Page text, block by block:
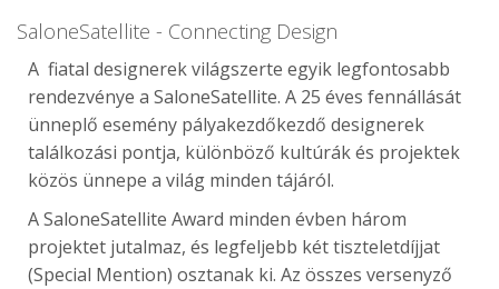
SaloneSatellite - Connecting Design
A fiatal designerek világszerte egyik legfontosabb
rendezvénye a SaloneSatellite. A 25 éves fennállását
ünneplő esemény pályakezdőkezdő designerek
találkozási pontja, különböző kultúrák és projektek
közös ünnepe a világ minden tájáról.
A SaloneSatellite Award minden évben három
projektet jutalmaz, és legfeljebb két tiszteletdíjjat
(Special Mention) osztanak ki. Az összes versenyző